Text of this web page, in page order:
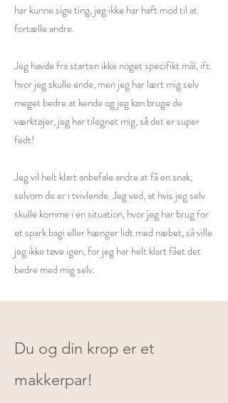
har kunne sige ting, jeg ikke har haft mod til at
fortælle andre.
Jeg havde fra starten ikke noget specifikt mål, ift.
hvor jeg skulle ende, men jeg har lært mig selv
meget bedre at kende og jeg kan bruge de
værktøjer, jeg har tilegnet mig, så det er super
fedt!
Jeg vil helt klart anbefale andre at få en snak,
selvom de er i tvivlende. Jeg ved, at hvis jeg selv
skulle komme i en situation, hvor jeg har brug for
et spark bagi eller hænger lidt med næbet, så ville
jeg ikke tøve igen, for jeg har helt klart fået det
bedre med mig selv.
Du og din krop er et
makkerpar!